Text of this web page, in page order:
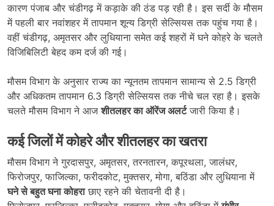
कारण पंजाब और चंडीगढ़ में कड़ाके की ठंड पड़ रही है। इस सर्दी के मौसम
में पहली बार नवांशहर में तापमान शून्य डिग्री सेल्सियस तक पहुंच गया है।
वहीं चंडीगढ़, अमृतसर और लुधियाना समेत कई शहरों में घने कोहरे के चलते
विजिबिलिटी बेहद कम दर्ज की गई।
मौसम विभाग के अनुसार राज्य का न्यूनतम तापमान सामान्य से 2.5 डिग्री
और अधिकतम तापमान 6.3 डिग्री सेल्सियस तक नीचे चल रहा है। इसके
चलते मौसम विभाग ने आजशीतलहर का ऑरेंज अलर्टजारी किया है।
कई जिलों में कोहरे और शीतलहर का खतरा
मौसम विभाग ने गुरदासपुर, अमृतसर, तरनतारन, कपूरथला, जालंधर,
फिरोजपुर, फाजिल्का, फरीदकोट, मुक्तसर, मोगा, बठिंडा और लुधियाना में
घने से बहुत घना कोहराछाए रहने की चेतावनी दी है।